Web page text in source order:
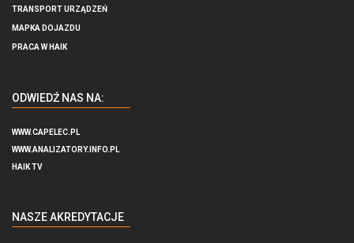
TRANSPORT URZĄDZEŃ
MAPKA DOJAZDU
PRACA W HAIK
ODWIEDŹ NAS NA:
WWW.CAPELEC.PL
WWW.ANALIZATORY.INFO.PL
HAIK TV
NASZE AKREDYTACJE